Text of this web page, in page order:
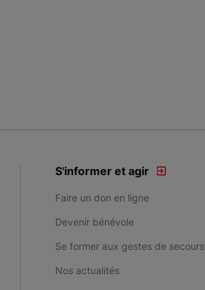
S'informer et agir
Faire un don en ligne
Devenir bénévole
Se former aux gestes de secours
Nos actualités